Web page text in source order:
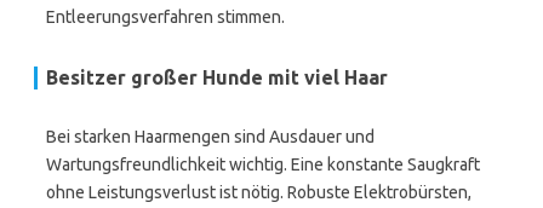
Entleerungsverfahren stimmen.
Besitzer großer Hunde mit viel Haar
Bei starken Haarmengen sind Ausdauer und
Wartungsfreundlichkeit wichtig. Eine konstante Saugkraft
ohne Leistungsverlust ist nötig. Robuste Elektrobürsten,